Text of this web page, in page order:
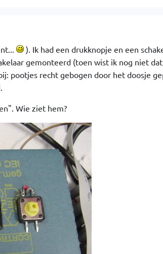
). Ik had een drukknopje en een
gemonteerd (toen wist ik nog niet
pootjes recht gebogen door het doosje
Wie ziet hem?